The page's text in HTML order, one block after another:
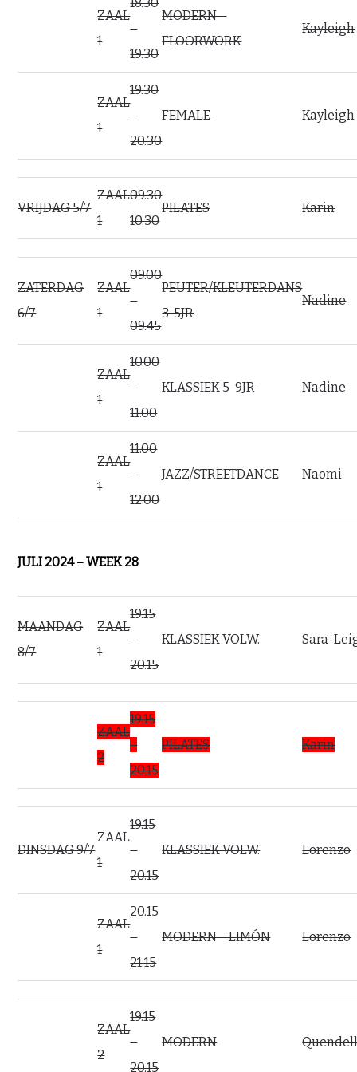
ZAAL
1
–
19.30
MODERN –
FLOORWORK
Kayleigh
ZAAL
1
19.30
–
20.30
FEMALE Kayleigh
VRIJDAG 5/7
ZAAL
1
09.30
10.30
PILATES Karin
ZATERDAG
6/7
ZAAL
1
09.00
–
09.45
PEUTER/KLEUTERDANS
3-5JR
Nadine
ZAAL
1
10.00
–
11.00
KLASSIEK 5-9JR Nadine
ZAAL
1
11.00
–
12.00
JAZZ/STREETDANCE Naomi
JULI 2024 – WEEK 28
MAANDAG
8/7
ZAAL
1
19.15
–
20.15
KLASSIEK VOLW. Sara-
ZAAL
2
19.15
–
20.15
PILATES Karin
DINSDAG 9/7
ZAAL
1
19.15
–
20.15
KLASSIEK VOLW. Lorenzo
ZAAL
1
20.15
–
21.15
MODERN – LIMÓN Lorenzo
ZAAL
2
19.15
–
20.15
MODERN